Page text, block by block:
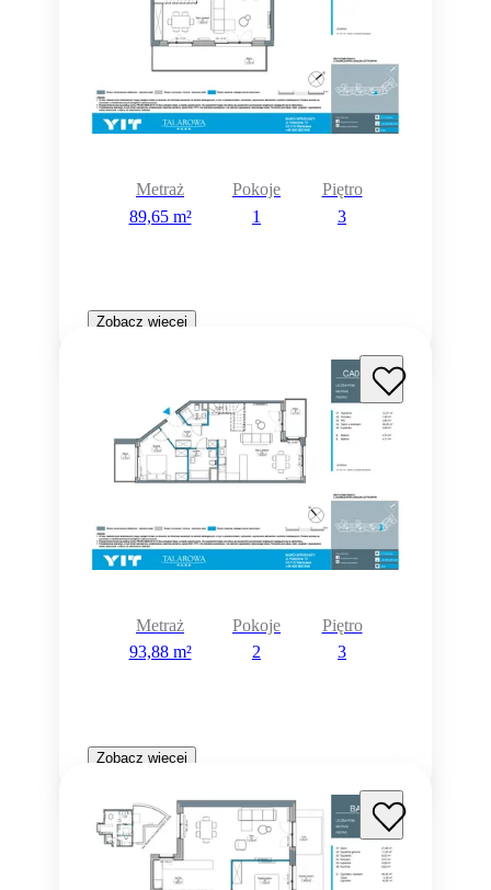
Metraż
89,65 m²
Pokoje
1
Piętro
3
Zobacz więcej
Metraż
93,88 m²
Pokoje
2
Piętro
3
Zobacz więcej